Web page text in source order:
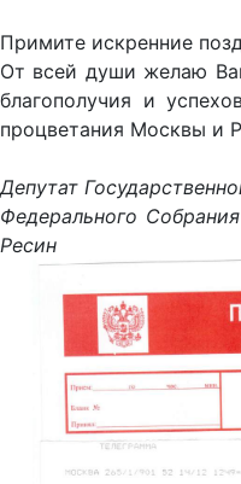
Примите искренние
От всей души желаю
благополучия и
процветания Москвы и
Депутат
Ресин